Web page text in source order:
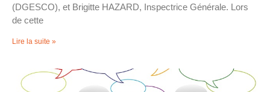
(DGESCO), et Brigitte HAZARD, Inspectrice Générale. Lors
de cette
Lire la suite »